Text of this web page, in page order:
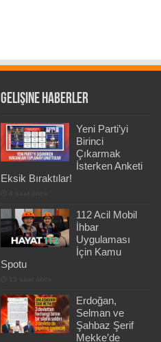
Gelişine Haberler
Yeni Parti’yi
Birinci
Çıkarmak
İsterken Anketi
Eksik Bıraktılar!
112 Acil Mobil
İhbar
Uygulaması
İçin Kamu
Spotu
Erdoğan,
Selman ve
Şahbaz Şerif
Mekke’de